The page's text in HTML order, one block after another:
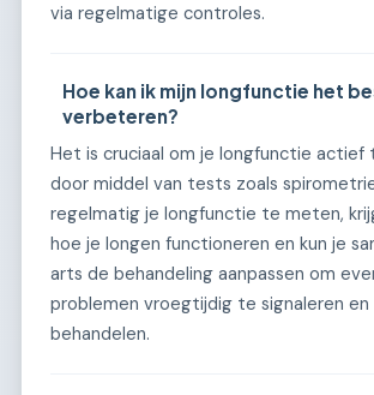
via regelmatige controles.
Hoe kan ik mijn longfunctie het
verbeteren?
Het is cruciaal om je longfunctie actief
door middel van tests zoals
regelmatig je longfunctie te meten,
hoe je longen functioneren en kun je
arts de behandeling aanpassen om
problemen vroegtijdig te signaleren
behandelen.